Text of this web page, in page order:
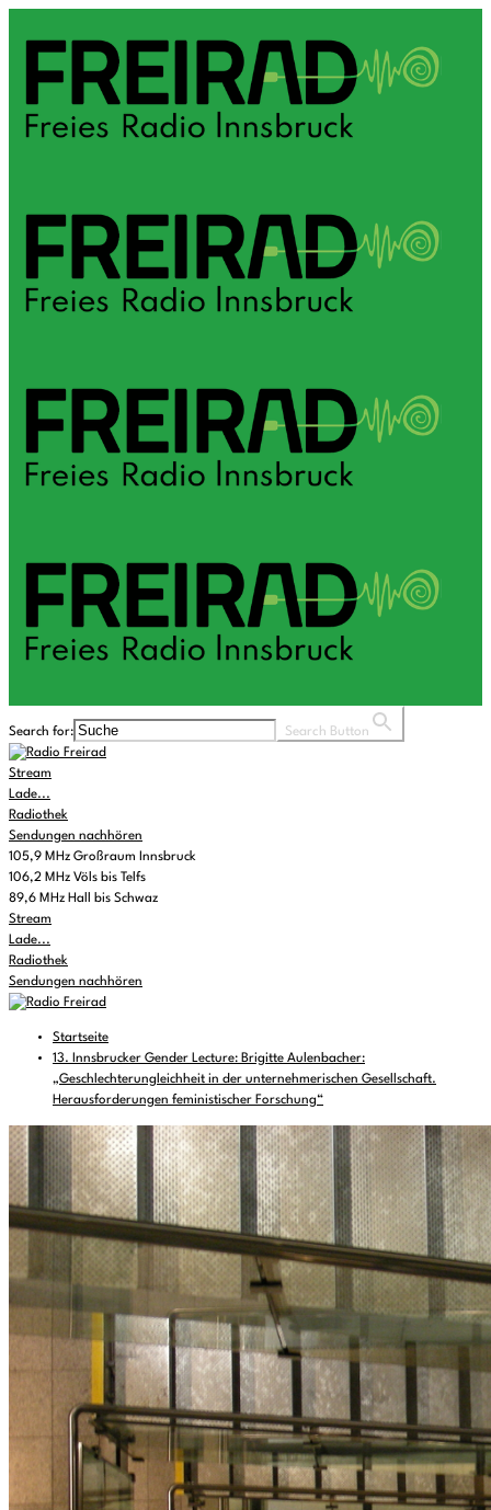
Search for: Search Button
Stream
Lade...
Radiothek
Sendungen nachhören
105,9 MHz Großraum Innsbruck
106,2 MHz Völs bis Telfs
89,6 MHz Hall bis Schwaz
Stream
Lade...
Radiothek
Sendungen nachhören
Startseite
13. Innsbrucker Gender Lecture: Brigitte Aulenbacher:
„Geschlechterungleichheit in der unternehmerischen Gesellschaft.
Herausforderungen feministischer Forschung“